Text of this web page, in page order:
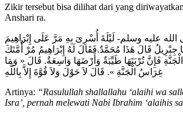
Zikir tersebut bisa dilihat dari yang
Anshari ra.
عليه وسلم- لَيْلَةَ أُسْرِىَ بِهِ مَرَّ عَلَى إِبْرَاهِيمَ
قَالَ هَذَا مُحَمَّدٌ.فَقَالَ لَهُ إِبْرَاهِيمُ مُرْ أُمَّتَكَ
فَإِنَّ تُرْبَتَهَا طَيِّبَةٌ وَأَرْضَهَا وَاسِعَةٌ. قَالَ « وَمَا
غِرَاسُ الْجَنَّةِ ». قَالَ لاَ حَوْلَ وَلاَ قُوَّةَ إِلاَّ بِاللَّهِ
Artinya: “Rasulullah shallallahu ‘alaihi wa
Isra’, pernah melewati Nabi Ibrahim ‘alaihis